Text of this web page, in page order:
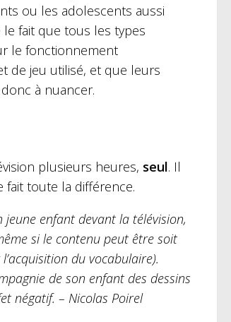
ou les adolescents aussi
fait que tous les types
le fonctionnement
de jeu utilisé, et que leurs
à nuancer.
plusieurs heures, seul. Il
fait toute la différence.
jeune enfant devant la télévision,
si le contenu peut être soit
du vocabulaire).
de son enfant des dessins
négatif. – Nicolas Poirel